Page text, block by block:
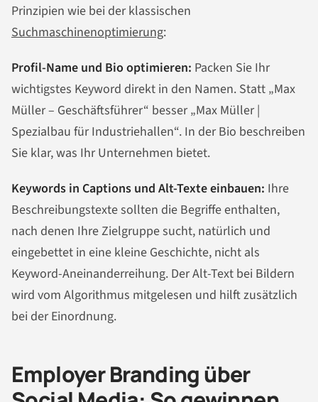
Prinzipien wie bei der klassischen
Suchmaschinenoptimierung:
Profil-Name und Bio optimieren: Packen Sie Ihr
wichtigstes Keyword direkt in den Namen. Statt „Max
Müller – Geschäftsführer“ besser „Max Müller |
Spezialbau für Industriehallen“. In der Bio beschreiben
Sie klar, was Ihr Unternehmen bietet.
Keywords in Captions und Alt-Texte einbauen: Ihre
Beschreibungstexte sollten die Begriffe enthalten,
nach denen Ihre Zielgruppe sucht, natürlich und
eingebettet in eine kleine Geschichte, nicht als
Keyword-Aneinanderreihung. Der Alt-Text bei Bildern
wird vom Algorithmus mitgelesen und hilft zusätzlich
bei der Einordnung.
Employer Branding über